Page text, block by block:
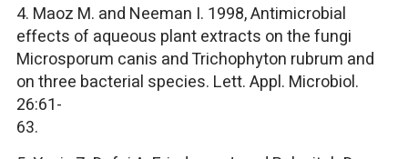
4. Maoz M. and Neeman I. 1998, Antimicrobial
effects of aqueous plant extracts on the fungi
Microsporum canis and Trichophyton rubrum and
on three bacterial species. Lett. Appl. Microbiol.
26:61-